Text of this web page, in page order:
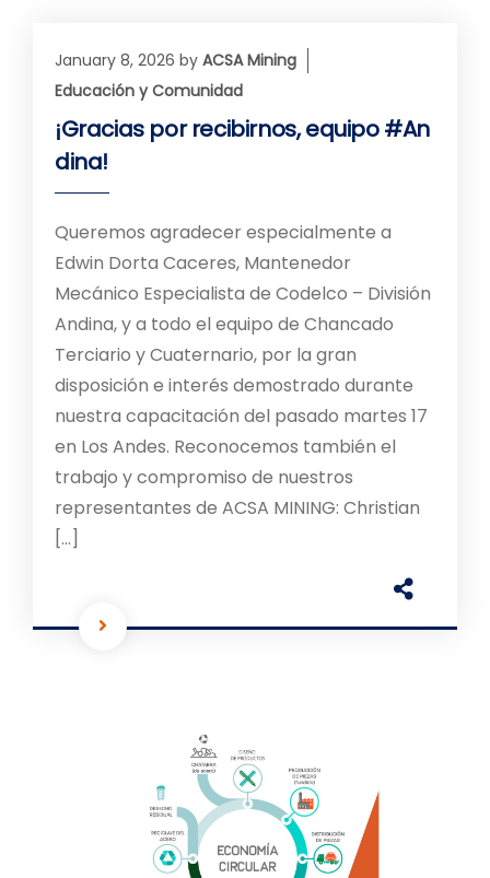
January 8, 2026 by ACSA Mining
Educación y Comunidad
¡Gracias por recibirnos, equipo #An
dina!
Queremos agradecer especialmente a
Edwin Dorta Caceres, Mantenedor
Mecánico Especialista de Codelco – División
Andina, y a todo el equipo de Chancado
Terciario y Cuaternario, por la gran
disposición e interés demostrado durante
nuestra capacitación del pasado martes 17
en Los Andes. Reconocemos también el
trabajo y compromiso de nuestros
representantes de ACSA MINING: Christian
[…]